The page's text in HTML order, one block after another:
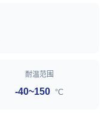
耐温范围
-40~150 °C